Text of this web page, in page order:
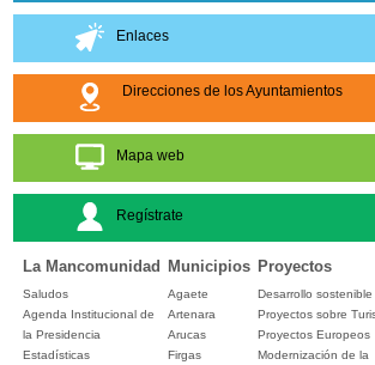
Enlaces
Direcciones de los Ayuntamientos
Mapa web
Regístrate
La Mancomunidad Municipios Proyectos
Saludos
Agenda Institucional de
la Presidencia
Estadísticas
Agaete
Artenara
Arucas
Firgas
Desarrollo sostenible
Proyectos sobre
Proyectos Europeos
Modernización de la